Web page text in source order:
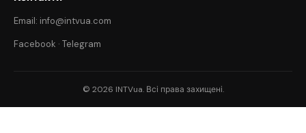
Email: info@intvua.com
Facebook · Telegram
© 2026 INTVua. Всі права захищені.